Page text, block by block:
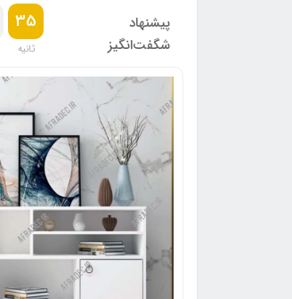
پیشنهاد
شگفت‌انگیز
34
ثانیه